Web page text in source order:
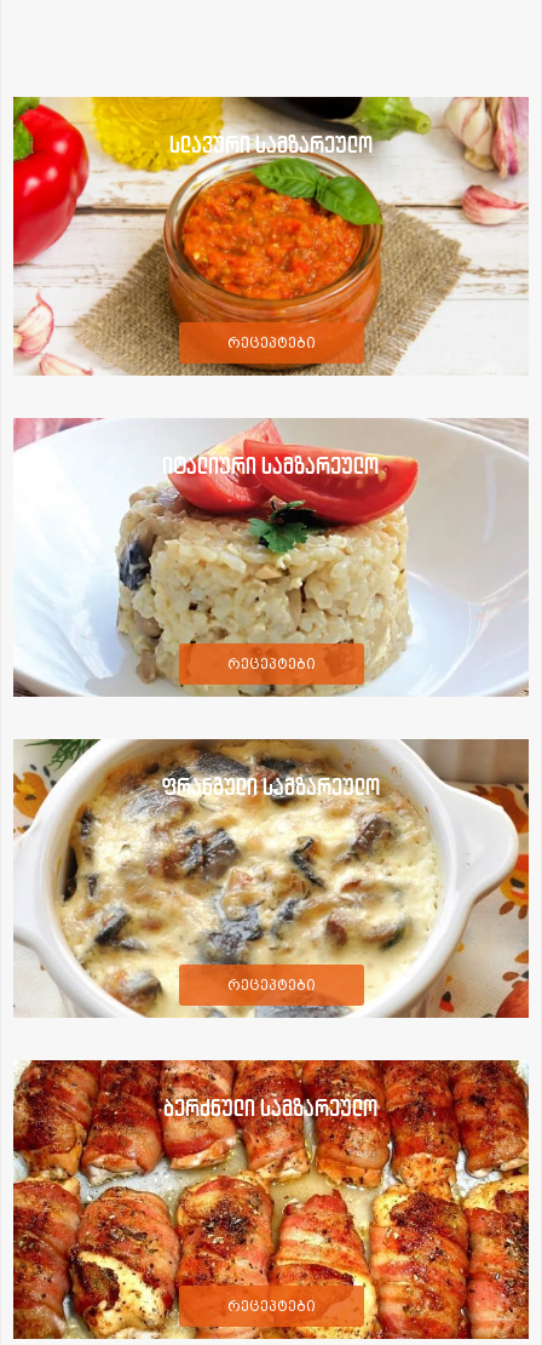
სლავური სამზარეულო
რეცეპტები
იტალიური სამზარეულო
რეცეპტები
ფრანგული სამზარეულო
რეცეპტები
ბერძნული სამზარეულო
რეცეპტები